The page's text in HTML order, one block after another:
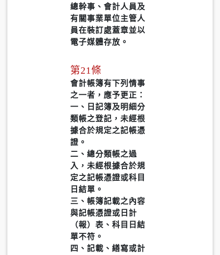
總幹事、會計人員及
有關事業單位主管人
員在裝訂處蓋章並以
電子媒體存放。
第21條
會計帳簿有下列情事
之一者，應予更正：
一、日記簿及明細分
類帳之登記，未經根
據合於規定之記帳憑
證。
二、總分類帳之過
入，未經根據合於規
定之記帳憑證或科目
日結單。
三、帳簿記載之內容
與記帳憑證或日計
（報）表、科目日結
單不符。
四、記載、繕寫或計